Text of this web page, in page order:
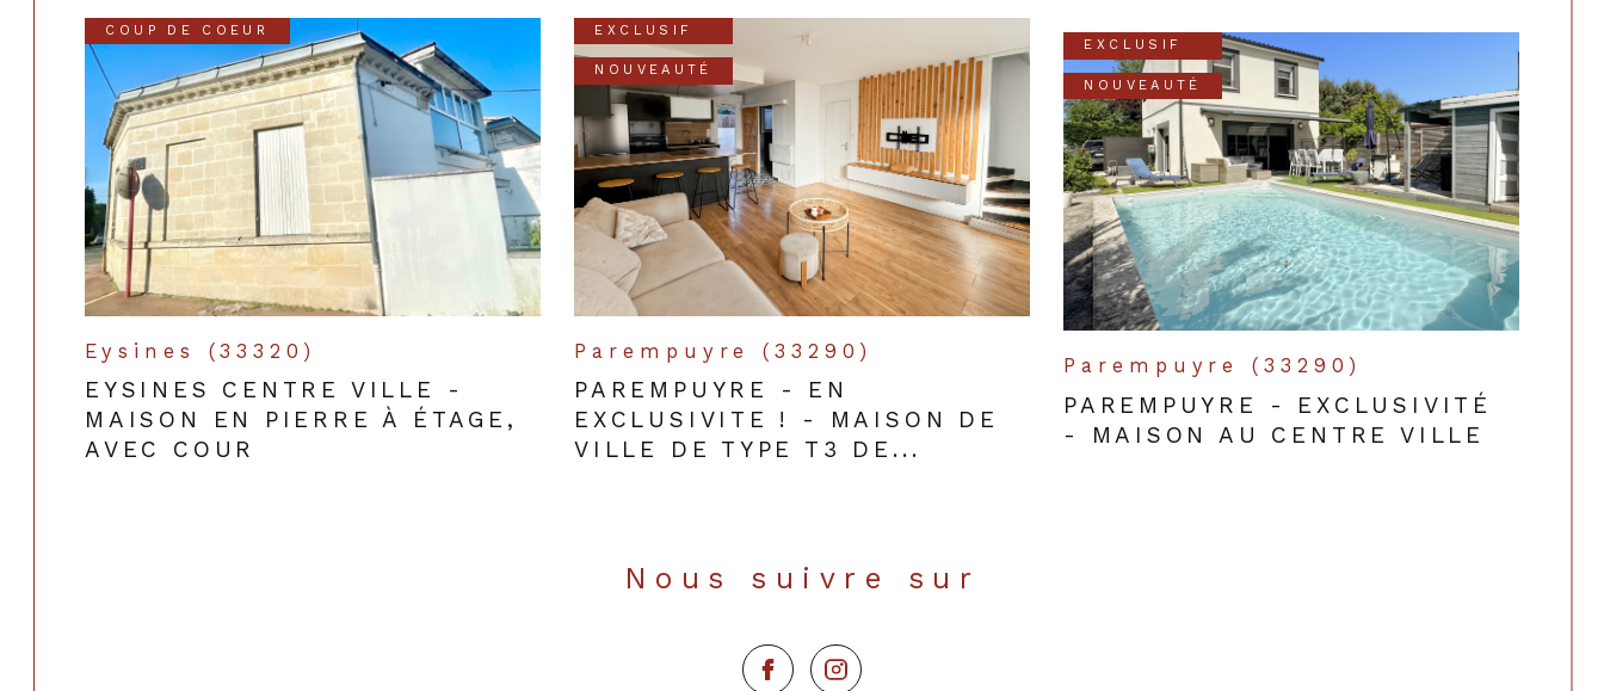
COUP DE COEUR
Eysines (33320)
EYSINES CENTRE VILLE -
MAISON EN PIERRE À ÉTAGE,
AVEC COUR
EXCLUSIF
NOUVEAUTÉ
Parempuyre (33290)
PAREMPUYRE - EN
EXCLUSIVITE ! - MAISON DE
VILLE DE TYPE T3 DE...
EXCLUSIF
NOUVEAUTÉ
Parempuyre (33290)
PAREMPUYRE - EXCLUSIVITÉ
- MAISON AU CENTRE VILLE
Nous suivre sur